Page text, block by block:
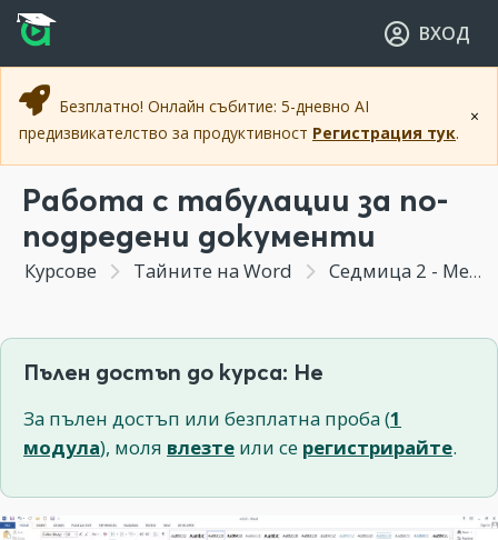
Прескочи към основното съдържание
Прескочи към навигацията
ВХОД
×
Безплатно! Онлайн събитие: 5-дневно AI
предизвикателство за продуктивност Регистрация тук.
Работа с табулации за по-
подредени документи
Курсове Тайните на Word Седмица 2 - Методи за форматиране и редактиране на документи
Пълен достъп до курса: Не
За пълен достъп или безплатна проба (1
модула), моля влезте или се регистрирайте.